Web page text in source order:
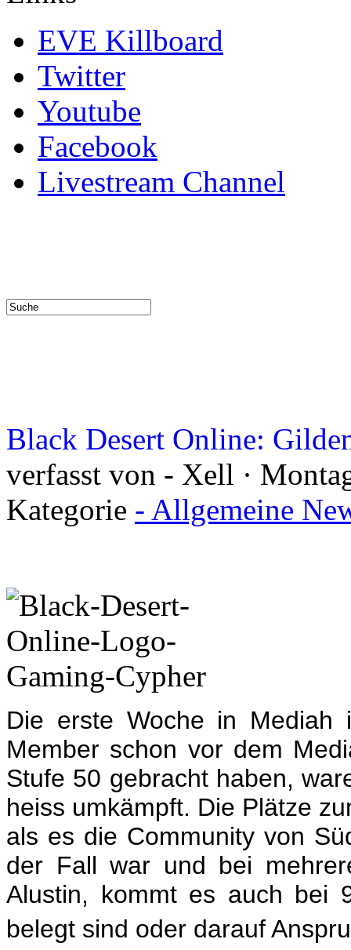
EVE Killboard
Twitter
Youtube
Facebook
Livestream Channel
Black Desert Online:
verfasst von - Xell ·
Kategorie - Allgemeine
Die erste Woche in Mediah
Member schon vor dem
Stufe 50 gebracht haben,
heiss umkämpft. Die Plätze
als es die Community von
der Fall war und bei
Alustin, kommt es auch bei
belegt sind oder darauf